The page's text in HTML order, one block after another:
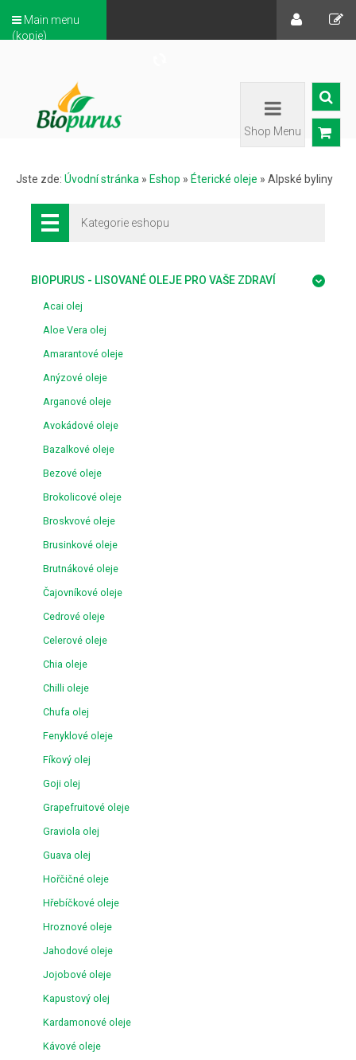
Main menu
(kopie)
Shop Menu
Jste zde: Úvodní stránka » Eshop » Éterické oleje » Alpské byliny
Kategorie eshopu
BIOPURUS - LISOVANÉ OLEJE PRO VAŠE ZDRAVÍ
Acai olej
Aloe Vera olej
Amarantové oleje
Anýzové oleje
Arganové oleje
Avokádové oleje
Bazalkové oleje
Bezové oleje
Brokolicové oleje
Broskvové oleje
Brusinkové oleje
Brutnákové oleje
Čajovníkové oleje
Cedrové oleje
Celerové oleje
Chia oleje
Chilli oleje
Chufa olej
Fenyklové oleje
Fíkový olej
Goji olej
Grapefruitové oleje
Graviola olej
Guava olej
Hořčičné oleje
Hřebíčkové oleje
Hroznové oleje
Jahodové oleje
Jojobové oleje
Kapustový olej
Kardamonové oleje
Kávové oleje